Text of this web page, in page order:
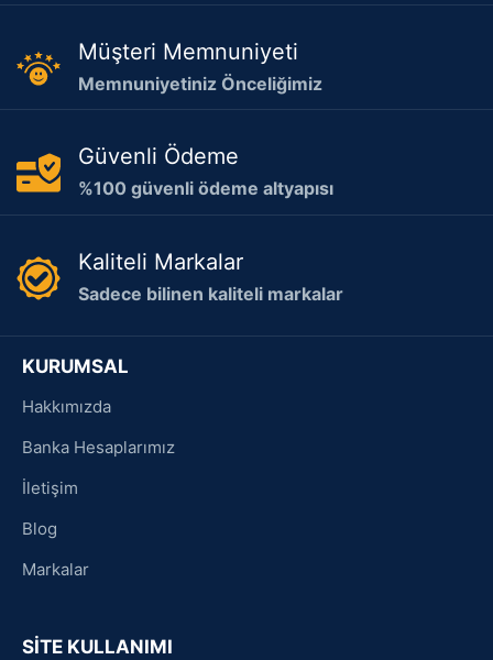
Müşteri Memnuniyeti
Memnuniyetiniz Önceliğimiz
Güvenli Ödeme
%100 güvenli ödeme altyapısı
Kaliteli Markalar
Sadece bilinen kaliteli markalar
KURUMSAL
Hakkımızda
Banka Hesaplarımız
İletişim
Blog
Markalar
SİTE KULLANIMI